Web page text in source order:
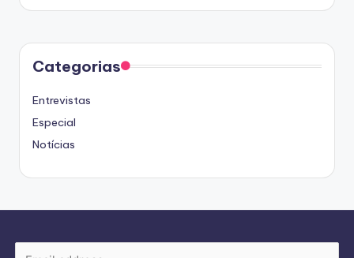
Categorias
Entrevistas
Especial
Notícias